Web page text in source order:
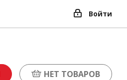
Войти
НЕТ ТОВАРОВ